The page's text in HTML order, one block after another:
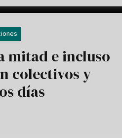
mitad e incluso
colectivos y
días